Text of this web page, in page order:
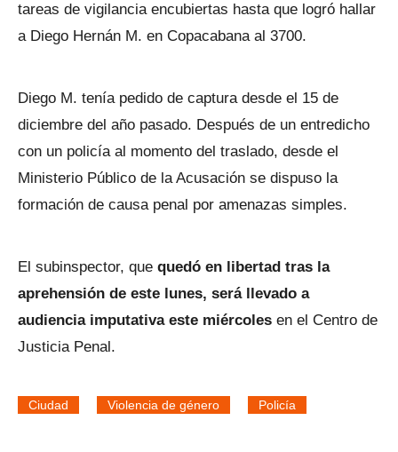
tareas de vigilancia encubiertas hasta que logró hallar
a Diego Hernán M. en Copacabana al 3700.
Diego M. tenía pedido de captura desde el 15 de
diciembre del año pasado. Después de un entredicho
con un policía al momento del traslado, desde el
Ministerio Público de la Acusación se dispuso la
formación de causa penal por amenazas simples.
El subinspector, que quedó en libertad tras la
aprehensión de este lunes, será llevado a
audiencia imputativa este miércoles en el Centro de
Justicia Penal.
Ciudad Violencia de género Policía